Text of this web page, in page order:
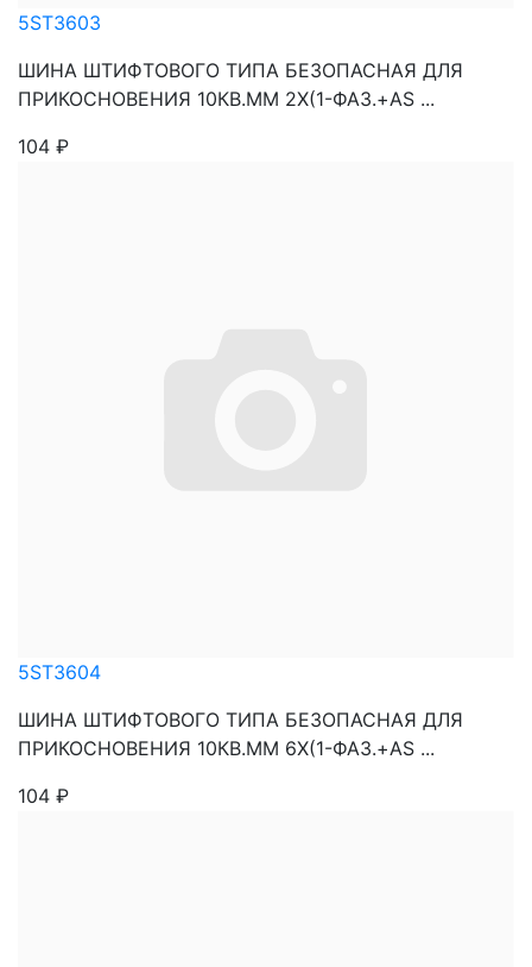
5ST3603
ШИНА ШТИФТОВОГО ТИПА БЕЗОПАСНАЯ ДЛЯ
ПРИКОСНОВЕНИЯ 10КВ.ММ 2Х(1-ФАЗ.+AS ...
104 ₽
5ST3604
ШИНА ШТИФТОВОГО ТИПА БЕЗОПАСНАЯ ДЛЯ
ПРИКОСНОВЕНИЯ 10КВ.ММ 6Х(1-ФАЗ.+AS ...
104 ₽